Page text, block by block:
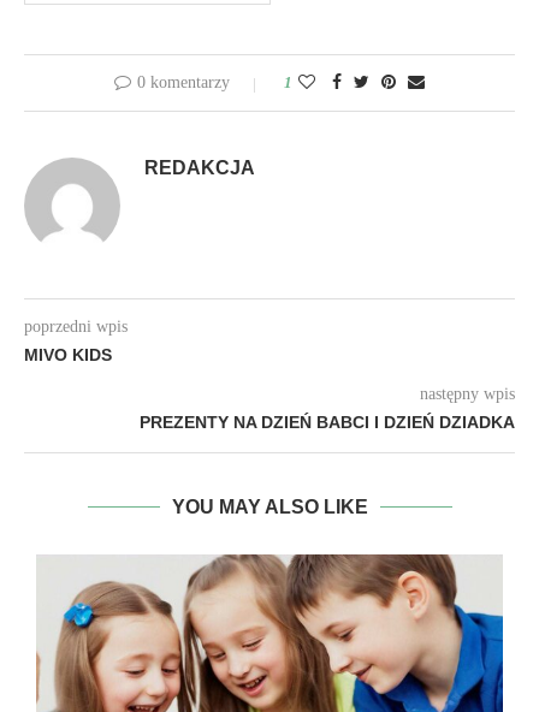
0 komentarzy 1
REDAKCJA
poprzedni wpis
MIVO KIDS
następny wpis
PREZENTY NA DZIEŃ BABCI I DZIEŃ DZIADKA
YOU MAY ALSO LIKE